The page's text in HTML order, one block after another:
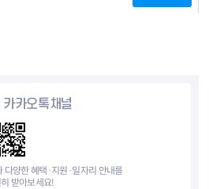
카카오톡채널
다양한 혜택·지원·일자리 안내를
받아보세요!